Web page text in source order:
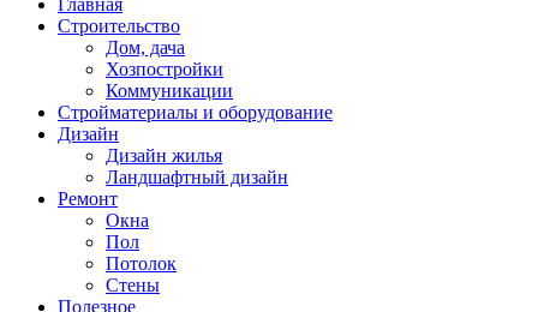
Главная
Строительство
Дом, дача
Хозпостройки
Коммуникации
Стройматериалы и оборудование
Дизайн
Дизайн жилья
Ландшафтный дизайн
Ремонт
Окна
Пол
Потолок
Стены
Полезное